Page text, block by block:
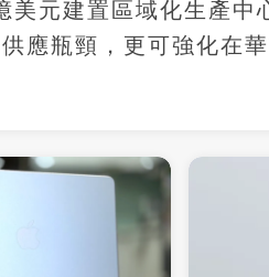
元建置區域化生產中
應瓶頸，更可強化在